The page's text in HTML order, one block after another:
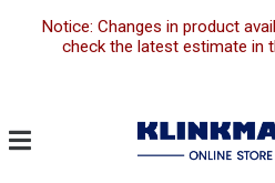
Notice: Changes in product
check the latest estimate in